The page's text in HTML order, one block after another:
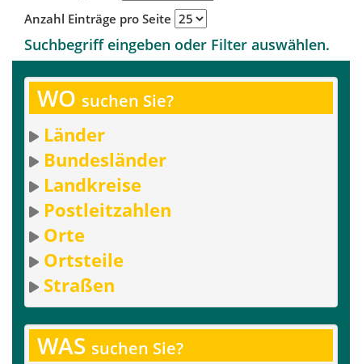
Anzahl Einträge pro Seite
Suchbegriff eingeben oder Filter auswählen.
WO suchen Sie?
Länder
Bundesländer
Landkreise
Postleitzahlen
Orte
Ortsteile
Straßen
WAS suchen Sie?